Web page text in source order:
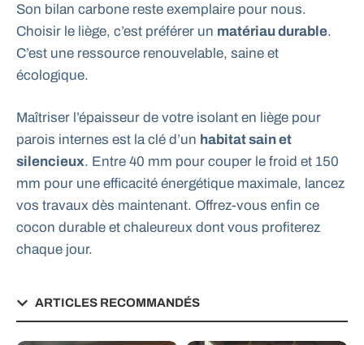
Son bilan carbone reste exemplaire pour nous.
Choisir le liège, c’est préférer un matériau durable.
C’est une ressource renouvelable, saine et
écologique.
Maîtriser l’épaisseur de votre isolant en liège pour
parois internes est la clé d’un habitat sain et
silencieux. Entre 40 mm pour couper le froid et 150
mm pour une efficacité énergétique maximale, lancez
vos travaux dès maintenant. Offrez-vous enfin ce
cocon durable et chaleureux dont vous profiterez
chaque jour.
ARTICLES RECOMMANDÉS